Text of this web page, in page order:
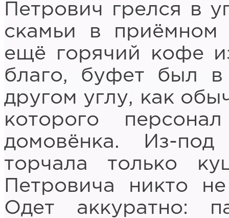
Петрович грелся в
скамьи в
ещё горячий кофе
благо, буфет был
другом углу, как
которого
домовёнка. Из-
торчала только
Петровича никто
Одет аккуратно: